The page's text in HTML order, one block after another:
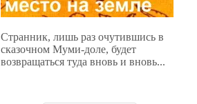
Странник, лишь раз очутившись в
сказочном Муми-доле, будет
возвращаться туда вновь и вновь...